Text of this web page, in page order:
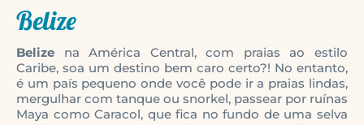
Belize
Belize na América Central, com praias ao estilo
Caribe, soa um destino bem caro certo?! No entanto,
é um país pequeno onde você pode ir a praias lindas,
mergulhar com tanque ou snorkel, passear por ruínas
Maya como Caracol, que fica no fundo de uma selva